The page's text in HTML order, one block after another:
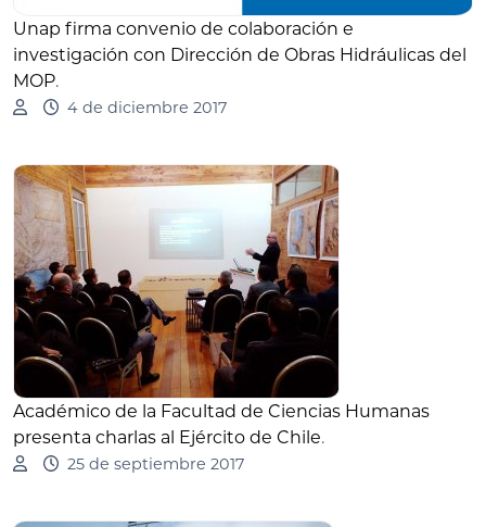
Unap firma convenio de colaboración e
investigación con Dirección de Obras Hidráulicas del
MOP.
4 de diciembre 2017
Académico de la Facultad de Ciencias Humanas
presenta charlas al Ejército de Chile.
25 de septiembre 2017